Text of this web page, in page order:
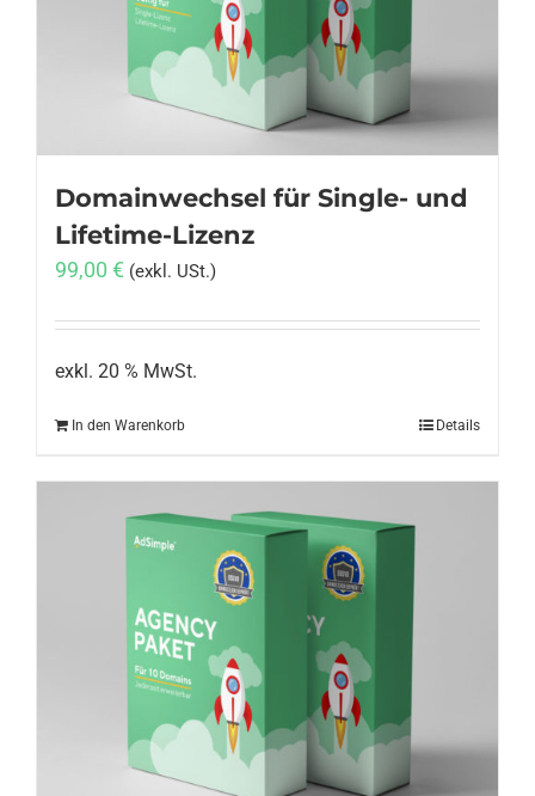
können
auf
der
Produktseite
Domainwechsel für Single- und
Lifetime-Lizenz
99,00 € (exkl. USt.)
exkl. 20 % MwSt.
In den Warenkorb Details